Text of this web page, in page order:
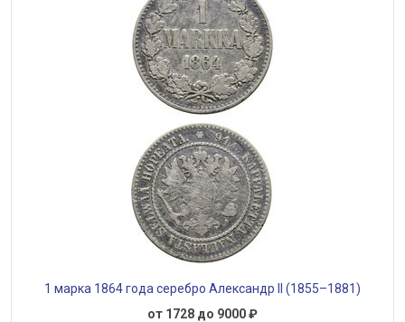
1 марка 1864 года серебро Александр II (1855–1881)
от 1728 до 9000 ₽